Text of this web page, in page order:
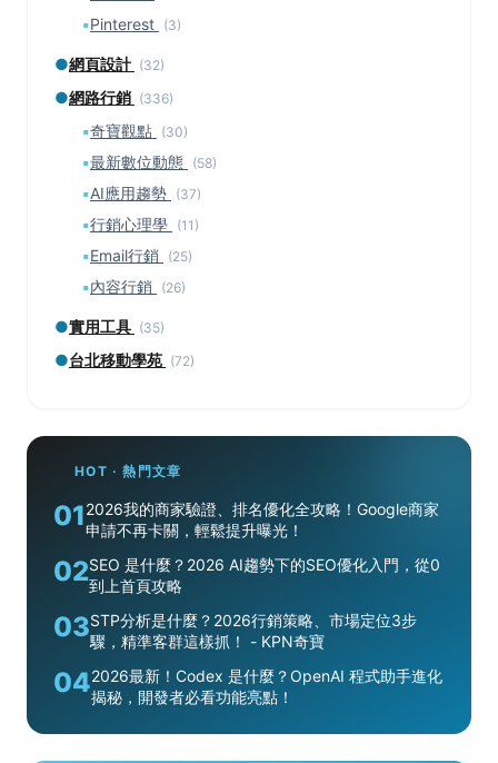
▪Pinterest (3)
●網頁設計 (32)
●網路行銷 (336)
▪奇寶觀點 (30)
▪最新數位動態 (58)
▪AI應用趨勢 (37)
▪行銷心理學 (11)
▪Email行銷 (25)
▪內容行銷 (26)
●實用工具 (35)
●台北移動學苑 (72)
HOT · 熱門文章
012026我的商家驗證、排名優化全攻略！Google商家
申請不再卡關，輕鬆提升曝光！
02SEO 是什麼？2026 AI趨勢下的SEO優化入門，從0
到上首頁攻略
03STP分析是什麼？2026行銷策略、市場定位3步
驟，精準客群這樣抓！ - KPN奇寶
042026最新！Codex 是什麼？OpenAI 程式助手進化
揭秘，開發者必看功能亮點！